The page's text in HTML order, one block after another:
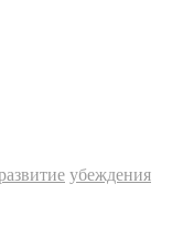
убеждения